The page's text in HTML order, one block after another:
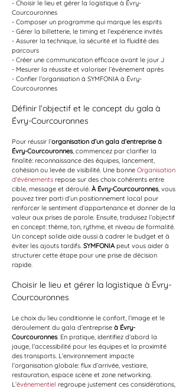
- Choisir le lieu et gérer la logistique à Évry-
Courcouronnes
- Composer un programme qui marque les esprits
- Gérer la billetterie, le timing et l’expérience invités
- Assurer la technique, la sécurité et la fluidité des
parcours
- Créer une communication efficace avant le jour J
- Mesurer la réussite et valoriser l’événement après
- Confier l’organisation à SYMFONIA à Évry-
Courcouronnes
Définir l’objectif et le concept du gala à
Évry-Courcouronnes
Pour réussir l’organisation d’un gala d’entreprise à
Évry-Courcouronnes, commencez par clarifier la
finalité: reconnaissance des équipes, lancement,
cohésion ou levée de visibilité. Une bonne Organisation
d'événements repose sur des choix cohérents entre
cible, message et déroulé. À Évry-Courcouronnes, vous
pouvez tirer parti d’un positionnement local pour
renforcer le sentiment d’appartenance et donner de la
valeur aux prises de parole. Ensuite, traduisez l’objectif
en concept: thème, ton, rythme, et niveau de formalité.
Un concept solide aide aussi à cadrer le budget et à
éviter les ajouts tardifs. SYMFONIA peut vous aider à
structurer cette étape pour une prise de décision
rapide.
Choisir le lieu et gérer la logistique à Évry-
Courcouronnes
Le choix du lieu conditionne le confort, l’image et le
déroulement du gala d’entreprise à Évry-
Courcouronnes. En pratique, identifiez d’abord la
jauge, l’accessibilité pour les équipes et la proximité
des transports. L’environnement impacte
l’organisation globale: flux d’arrivée, vestiaire,
restauration, espace scène et zone networking.
L’événementiel regroupe justement ces considérations,